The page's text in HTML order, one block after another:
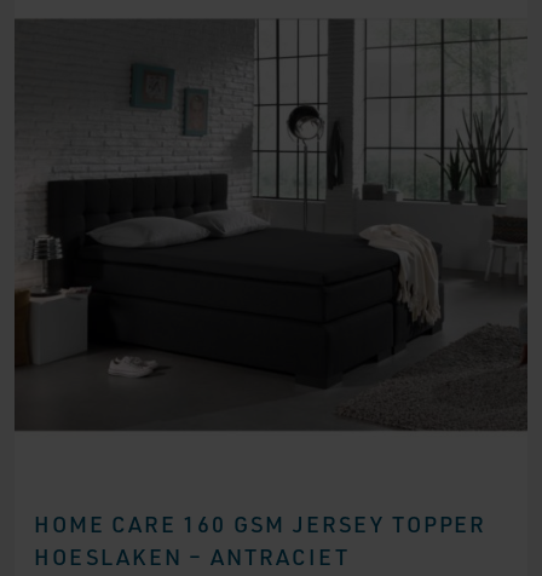
HOME CARE 160 GSM JERSEY TOPPER
HOESLAKEN – ANTRACIET